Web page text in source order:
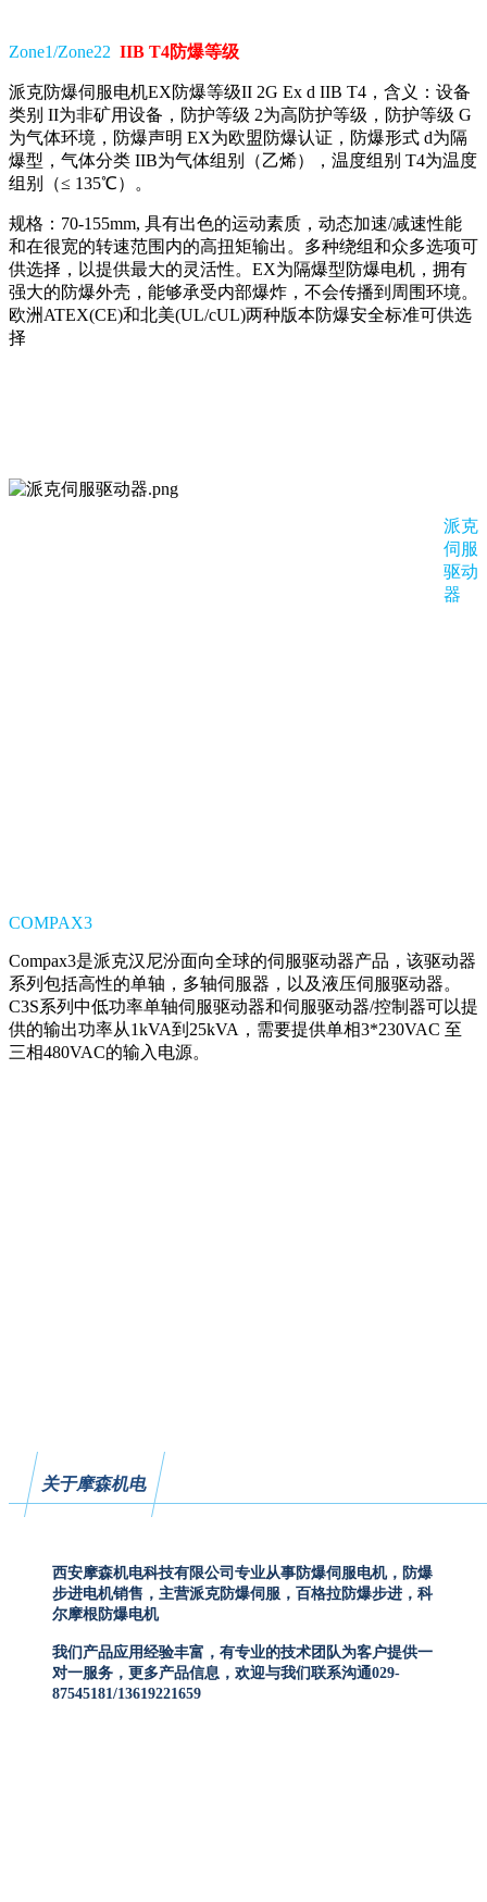
Zone1/Zone22 IIB T4防爆等级
派克防爆伺服电机EX防爆等级II 2G Ex d IIB T4，含义：设备
类别 II为非矿用设备，防护等级 2为高防护等级，防护等级 G
为气体环境，防爆声明 EX为欧盟防爆认证，防爆形式 d为隔
爆型，气体分类 IIB为气体组别（乙烯），温度组别 T4为温度
组别（≤ 135℃）。
规格：70-155mm, 具有出色的运动素质，动态加速/减速性能
和在很宽的转速范围内的高扭矩输出。多种绕组和众多选项可
供选择，以提供最大的灵活性。EX为隔爆型防爆电机，拥有
强大的防爆外壳，能够承受内部爆炸，不会传播到周围环境。
欧洲ATEX(CE)和北美(UL/cUL)两种版本防爆安全标准可供选
择
派克
伺服
驱动
器
COMPAX3
Compax3是派克汉尼汾面向全球的伺服驱动器产品，该驱动器
系列包括高性的单轴，多轴伺服器，以及液压伺服驱动器。
C3S系列中低功率单轴伺服驱动器和伺服驱动器/控制器可以提
供的输出功率从1kVA到25kVA，需要提供单相3*230VAC 至
三相480VAC的输入电源。
关于摩森机电
西安摩森机电科技有限公司专业从事防爆伺服电机，防爆
步进电机销售，主营派克防爆伺服，百格拉防爆步进，科
尔摩根防爆电机
我们产品应用经验丰富，有专业的技术团队为客户提供一
对一服务，更多产品信息，欢迎与我们联系沟通029-
87545181/13619221659